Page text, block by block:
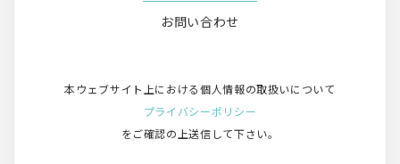
お問い合わせ
本ウェブサイト上における個人情報の取扱いについて
プライバシーポリシー
をご確認の上送信して下さい。